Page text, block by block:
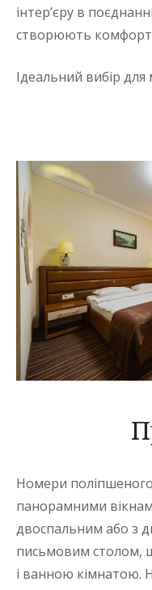
інтер’єру в
створюють
Ідеальний вибір для
Номери
панорамними
двоспальним або з
письмовим столом,
і ванною кімнатою.